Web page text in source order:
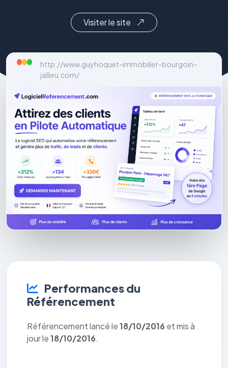
Visiter le site
http://www.guyhoquet-immobilier-bourgoin-
jallieu.com/
Performances du
Référencement
Référencement lancé le18/10/2016 et mis à
jour le18/10/2016.